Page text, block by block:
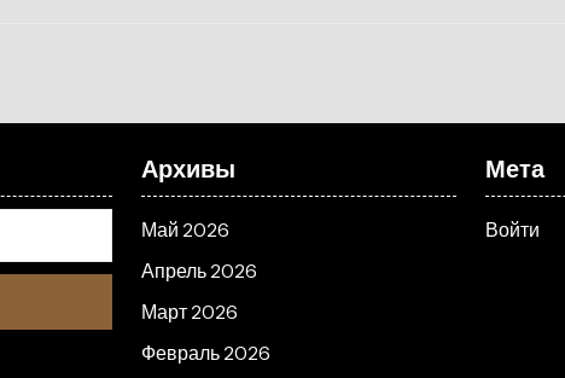
Архивы
Май 2026
Апрель 2026
Март 2026
Февраль 2026
Мета
Войти